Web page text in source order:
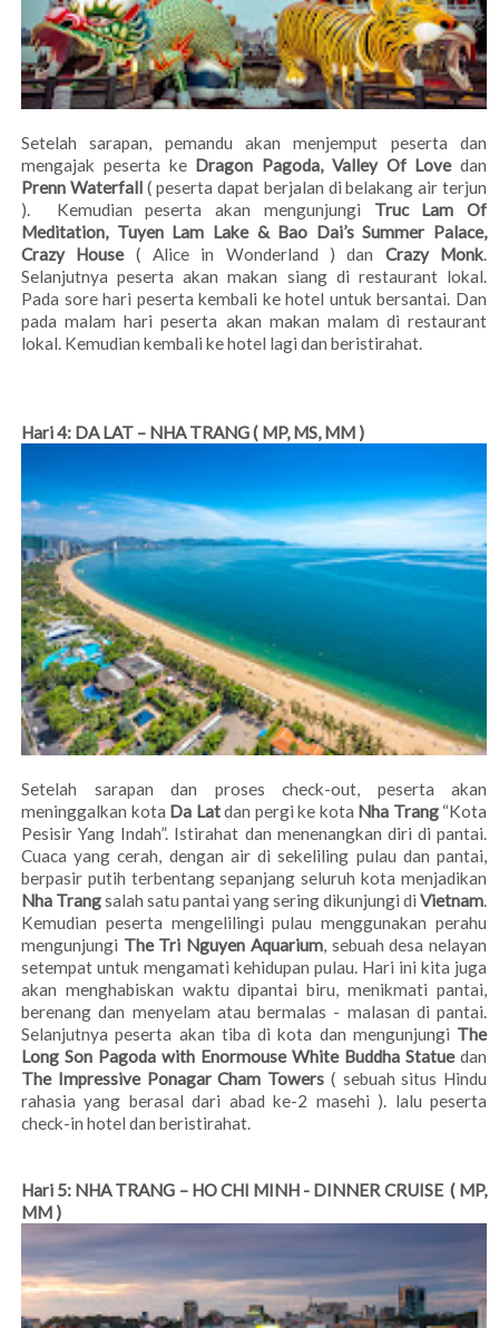
Setelah sarapan, pemandu akan menjemput peserta dan
mengajak peserta ke Dragon Pagoda, Valley Of Lovedan
Prenn Waterfall( peserta dapat berjalan di belakang air terjun
). Kemudian peserta akan mengunjungi Truc Lam Of
Meditation, Tuyen Lam Lake & Bao Dai’s Summer Palace,
Crazy House ( Alice in Wonderland ) dan Crazy Monk.
Selanjutnya peserta akan makan siang di restaurant lokal.
Pada sore hari peserta kembali ke hotel untuk bersantai. Dan
pada malam hari peserta akan makan malam di restaurant
lokal. Kemudian kembali ke hotel lagi dan beristirahat.
Hari 4: DA LAT – NHA TRANG ( MP, MS, MM )
Setelah sarapan dan proses check-out, peserta akan
meninggalkan kota Da Latdan pergi ke kota Nha Trang“Kota
Pesisir Yang Indah”. Istirahat dan menenangkan diri di pantai.
Cuaca yang cerah, dengan air di sekeliling pulau dan pantai,
berpasir putih terbentang sepanjang seluruh kota menjadikan
Nha Trangsalah satu pantai yang sering dikunjungi di Vietnam.
Kemudian peserta mengelilingi pulau menggunakan perahu
mengunjungi The Tri Nguyen Aquarium, sebuah desa nelayan
setempat untuk mengamati kehidupan pulau. Hari ini kita juga
akan menghabiskan waktu dipantai biru, menikmati pantai,
berenang dan menyelam atau bermalas - malasan di pantai.
Selanjutnya peserta akan tiba di kota dan mengunjungi The
Long Son Pagoda with Enormouse White Buddha Statuedan
The Impressive Ponagar Cham Towers ( sebuah situs Hindu
rahasia yang berasal dari abad ke-2 masehi ). lalu peserta
check-in hotel dan beristirahat.
Hari 5: NHA TRANG – HO CHI MINH - DINNER CRUISE ( MP,
MM )